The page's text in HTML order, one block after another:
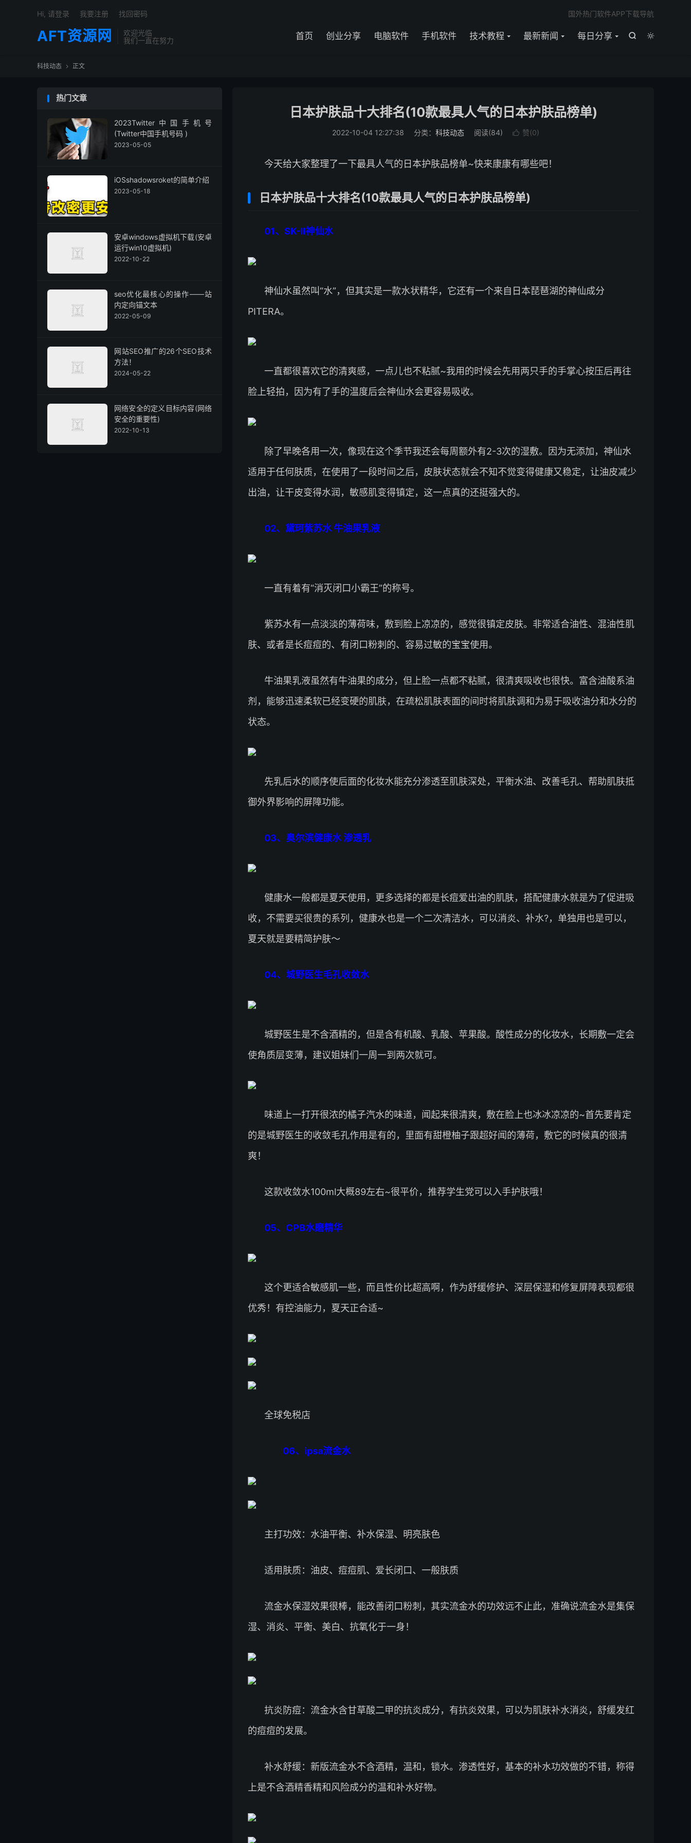
AFT资源网
欢迎光临
我们一直在努力


首页 创业分享 电脑软件 手机软件 技术教程 最新新闻 每日分享
国外热门软件APP下载导航
Hi, 请登录 我要注册 找回密码
科技动态  正文
日本护肤品十大排名(10款最具人气的日本护肤品榜单)
2022-10-04 12:27:38 分类： 科技动态 阅读(84)  赞(0)
今天给大家整理了一下最具人气的日本护肤品榜单~快来康康有哪些吧！
日本护肤品十大排名(10款最具人气的日本护肤品榜单)
01、 SK-II神仙水
神仙水虽然叫“水”，但其实是一款水状精华，它还有一个来自日本琵琶湖的神仙成分
PITERA。
一直都很喜欢它的清爽感，一点儿也不粘腻~我用的时候会先用两只手的手掌心按压后再往
脸上轻拍，因为有了手的温度后会神仙水会更容易吸收。
除了早晚各用一次，像现在这个季节我还会每周额外有2-3次的湿敷。因为无添加，神仙水
适用于任何肤质，在使用了一段时间之后，皮肤状态就会不知不觉变得健康又稳定，让油皮减少
出油，让干皮变得水润，敏感肌变得镇定，这一点真的还挺强大的。
02、 黛珂紫苏水 牛油果乳液
一直有着有“消灭闭口小霸王”的称号。
紫苏水有一点淡淡的薄荷味，敷到脸上凉凉的，感觉很镇定皮肤。非常适合油性、混油性肌
肤、或者是长痘痘的、有闭口粉刺的、容易过敏的宝宝使用。
牛油果乳液虽然有牛油果的成分，但上脸一点都不粘腻，很清爽吸收也很快。富含油酸系油
剂，能够迅速柔软已经变硬的肌肤，在疏松肌肤表面的间时将肌肤调和为易于吸收油分和水分的
状态。
先乳后水的顺序使后面的化妆水能充分渗透至肌肤深处，平衡水油、改善毛孔、帮助肌肤抵
御外界影响的屏障功能。
03、 奥尔滨健康水 渗透乳
健康水一般都是夏天使用，更多选择的都是长痘爱出油的肌肤，搭配健康水就是为了促进吸
收，不需要买很贵的系列，健康水也是一个二次清洁水，可以消炎、补水?，单独用也是可以，
夏天就是要精简护肤～
04、 城野医生毛孔收敛水
城野医生是不含酒精的，但是含有机酸、乳酸、苹果酸。酸性成分的化妆水，长期敷一定会
使角质层变薄，建议姐妹们一周一到两次就可。
味道上一打开很浓的橘子汽水的味道，闻起来很清爽，敷在脸上也冰冰凉凉的~首先要肯定
的是城野医生的收敛毛孔作用是有的，里面有甜橙柚子跟超好闻的薄荷，敷它的时候真的很清
爽！
这款收敛水100ml大概89左右~很平价，推荐学生党可以入手护肤哦！
05、 CPB水磨精华
这个更适合敏感肌一些，而且性价比超高啊，作为舒缓修护、深层保湿和修复屏障表现都很
优秀！有控油能力，夏天正合适~
全球免税店
06、 ipsa流金水
主打功效：水油平衡、补水保湿、明亮肤色
适用肤质：油皮、痘痘肌、爱长闭口、一般肤质
流金水保湿效果很棒，能改善闭口粉刺，其实流金水的功效远不止此，准确说流金水是集保
湿、消炎、平衡、美白、抗氧化于一身！
抗炎防痘：流金水含甘草酸二甲的抗炎成分，有抗炎效果，可以为肌肤补水消炎，舒缓发红
的痘痘的发展。
补水舒缓：新版流金水不含酒精，温和，锁水。渗透性好，基本的补水功效做的不错，称得
上是不含酒精香精和风险成分的温和补水好物。
热门文章
2023Twitter中国手机号
(Twitter中国手机号码 )
2023-05-05
iOSshadowsroket的简单介绍
2023-05-18
安卓windows虚拟机下载(安卓
运行win10虚拟机)
2022-10-22
seo优化最核心的操作——站
内定向锚文本
2022-05-09
网站SEO推广的26个SEO技术
方法！
2024-05-22
网络安全的定义目标内容(网络
安全的重要性)
2022-10-13